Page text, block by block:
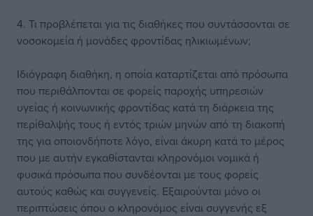
4. Τι προβλέπεται για τις διαθήκες που συντάσσονται σε
νοσοκομεία ή μονάδες φροντίδας ηλικιωμένων;
Ιδιόγραφη διαθήκη, η οποία καταρτίζεται από πρόσωπα
που περιθάλπονται σε φορείς παροχής υπηρεσιών
υγείας ή κοινωνικής φροντίδας κατά τη διάρκεια της
περίθαλψής τους ή εντός τριών μηνών από τη διακοπή
της για οποιονδήποτε λόγο, είναι άκυρη κατά το μέρος
που με αυτήν εγκαθίστανται κληρονόμοι νομικά ή
φυσικά πρόσωπα που συνδέονται με τους φορείς
αυτούς καθώς και συγγενείς. Εξαιρούνται μόνο οι
περιπτώσεις όπου ο κληρονόμος είναι συγγενής εξ